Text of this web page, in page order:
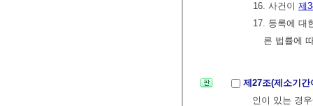
16. 사건이 제
17. 등록에 대
른 법률에
제27조(제소기
인이 있는 경